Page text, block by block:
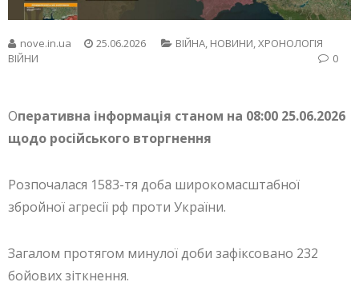
nove.in.ua 25.06.2026 ВІЙНА, НОВИНИ,ХРОНОЛОГІЯ
ВІЙНИ
0
Оперативна інформація станом на 08:00 25.06.2026
щодо російського вторгнення
Розпочалася 1583-тя доба широкомасштабної
збройної агресії рф проти України.
Загалом протягом минулої доби зафіксовано 232
бойових зіткнення.